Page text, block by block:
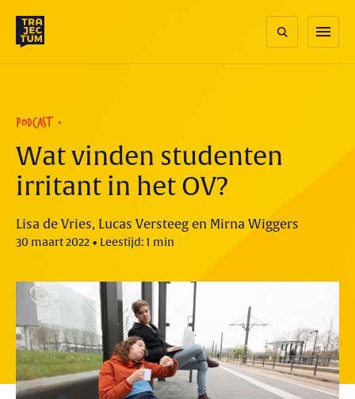
content
menu
PODCAST
Wat vinden studenten
irritant in het OV?
Lisa de Vries, Lucas Versteeg en Mirna Wiggers
30 maart 2022 • Leestijd: 1 min